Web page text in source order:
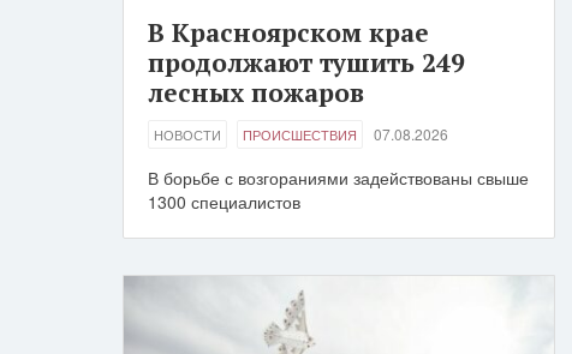
В Красноярском крае
продолжают тушить 249
лесных пожаров
НОВОСТИ ПРОИСШЕСТВИЯ 07.08.2026
В борьбе с возгораниями задействованы свыше
1300 специалистов